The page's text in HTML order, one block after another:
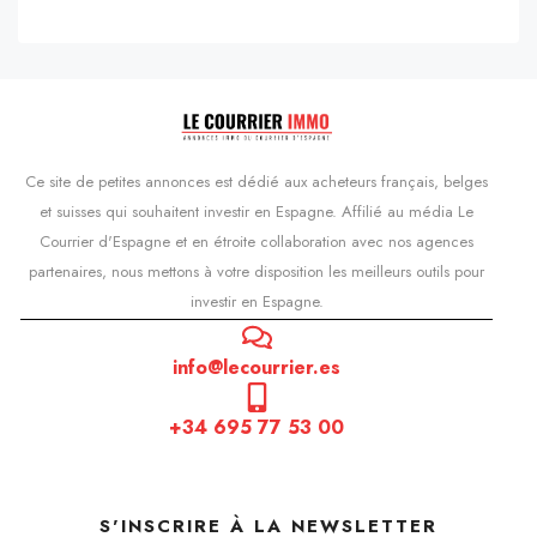
Ce site de petites annonces est dédié aux acheteurs français, belges
et suisses qui souhaitent investir en Espagne. Affilié au média Le
Courrier d'Espagne et en étroite collaboration avec nos agences
partenaires, nous mettons à votre disposition les meilleurs outils pour
investir en Espagne.
info@lecourrier.es
+34 695 77 53 00
S'INSCRIRE À LA NEWSLETTER